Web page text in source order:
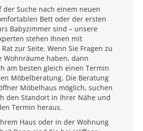
der Suche nach einem neuen
Bett oder der ersten
Babyzimmer sind – unsere
stehen Ihnen mit
zur Seite. Wenn Sie Fragen zu
Wohnräume haben, dann
am besten gleich einen Termin
Möbelberatung. Die Beratung
Möbelhaus möglich, suchen
den Standort in Ihrer Nähe und
Termin heraus.
Haus oder in der Wohnung